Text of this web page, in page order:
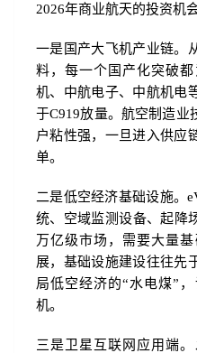
2026年商业航天的投资机
一是国产大飞机产业链。
料，每一个国产化突破
机、中航电子、中航机电
于C919放量。航空制造业
户粘性强，一旦进入供应
单。
二是低空经济基础设施。
统、空域监测设备、起
万亿级市场，需要大量
展，基础设施建设往往先
局低空经济的“水电煤”
机。
三是卫星互联网应用端